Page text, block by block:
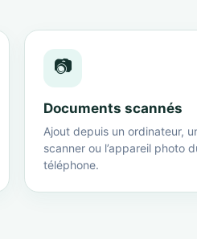
📷
Documents scannés
Ajout depuis un ordinateur,
scanner ou l’appareil photo
téléphone.